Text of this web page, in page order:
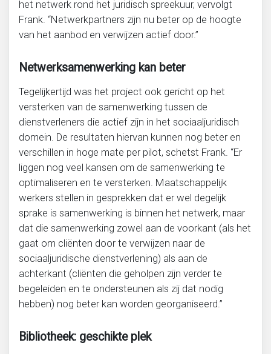
het netwerk rond het juridisch spreekuur, vervolgt
Frank. “Netwerkpartners zijn nu beter op de hoogte
van het aanbod en verwijzen actief door.”
Netwerksamenwerking kan beter
Tegelijkertijd was het project ook gericht op het
versterken van de samenwerking tussen de
dienstverleners die actief zijn in het sociaaljuridisch
domein. De resultaten hiervan kunnen nog beter en
verschillen in hoge mate per pilot, schetst Frank. “Er
liggen nog veel kansen om de samenwerking te
optimaliseren en te versterken. Maatschappelijk
werkers stellen in gesprekken dat er wel degelijk
sprake is samenwerking is binnen het netwerk, maar
dat die samenwerking zowel aan de voorkant (als het
gaat om cliënten door te verwijzen naar de
sociaaljuridische dienstverlening) als aan de
achterkant (cliënten die geholpen zijn verder te
begeleiden en te ondersteunen als zij dat nodig
hebben) nog beter kan worden georganiseerd.”
Bibliotheek: geschikte plek